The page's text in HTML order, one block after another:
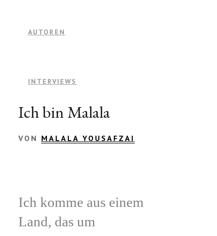
AUTOREN
INTERVIEWS
Ich bin Malala
VON MALALA YOUSAFZAI
Ich komme aus einem
Land, das um